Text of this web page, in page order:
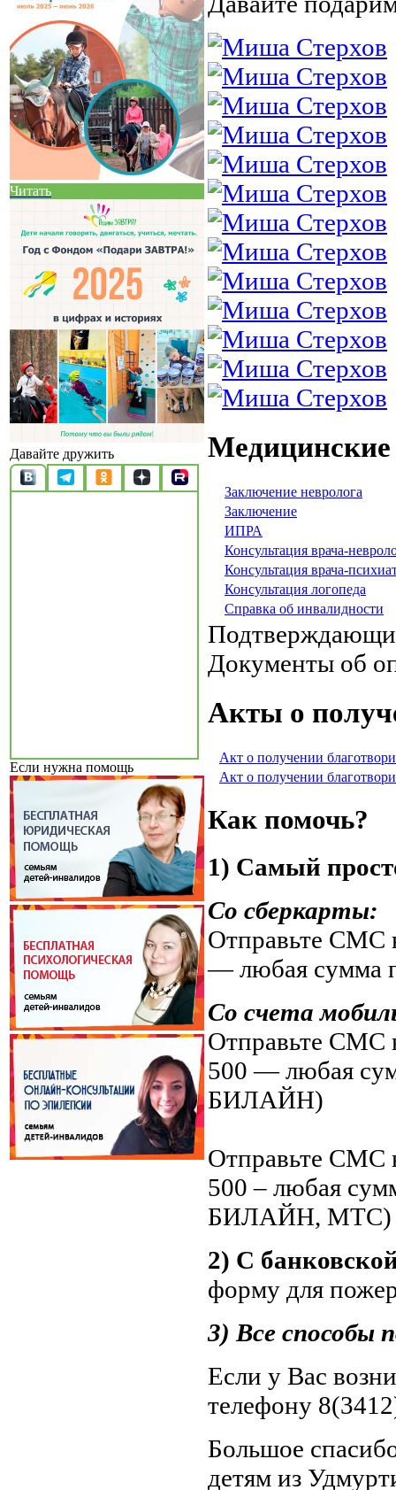
Читать
Давайте дружить
Если нужна помощь
Заключение невролога
Заключение
ИПРА
Консультация врача-
Консультация врача-
Консультация логопеда
Справка об инвалидности
Документы об
Акты о
Акт о получении
Акт о получении
Как помочь?
1) Самый
Со сберкарты:
Отправьте СМС
— любая сумма
Со счета
Отправьте СМС
500 — любая
БИЛАЙН)
Отправьте СМС
500 – любая
БИЛАЙН, МТС)
2) С
форму для
3) Все способы
Если у Вас
телефону
Большое
детям из